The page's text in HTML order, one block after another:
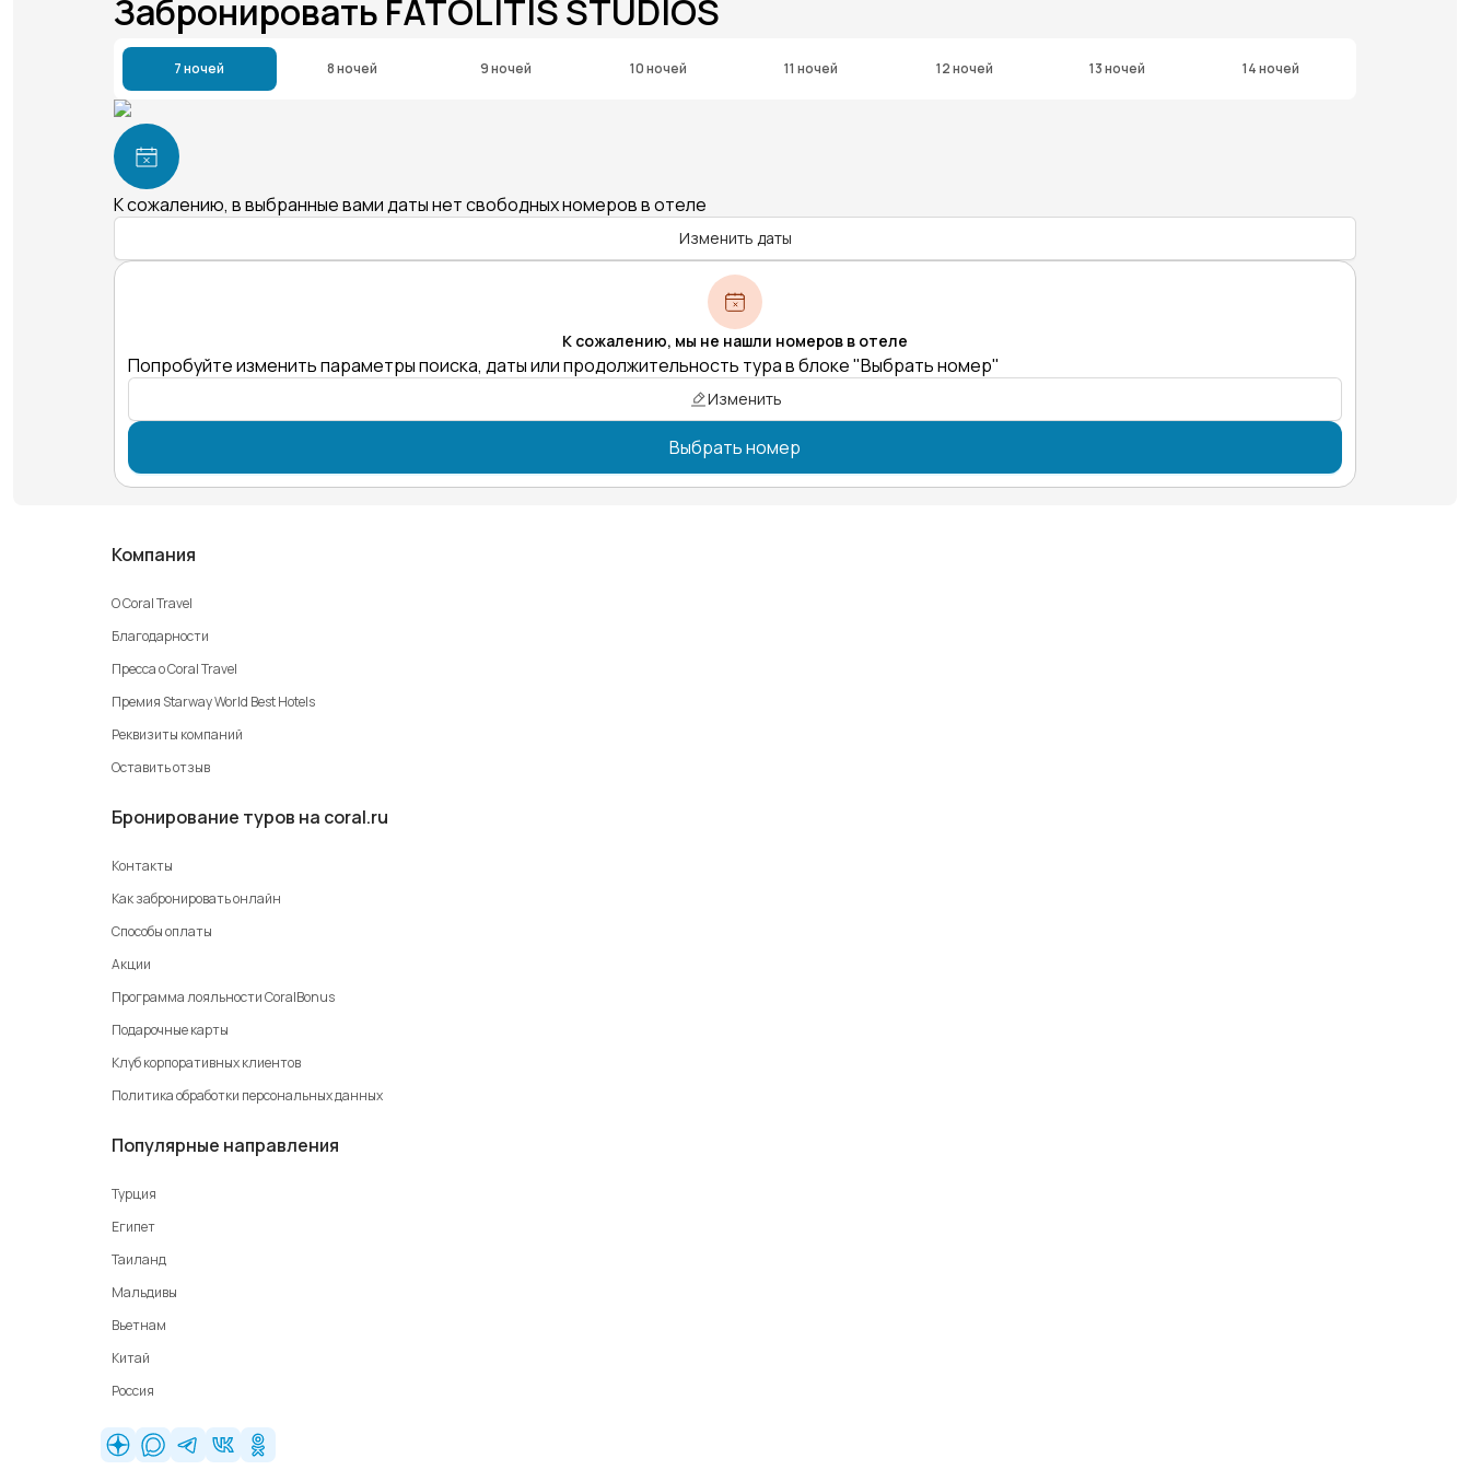
Забронировать FATOLITIS STUDIOS
7 ночей 8 ночей 9 ночей 10 ночей 11 ночей 12 ночей 13 ночей 14 ночей
К сожалению, в выбранные вами даты нет свободных номеров в отеле
Изменить даты
К сожалению, мы не нашли номеров в отеле
Попробуйте изменить параметры поиска, даты или продолжительность тура в блоке "Выбрать номер"
Изменить
Выбрать номер
Компания
О Coral Travel
Благодарности
Пресса о Coral Travel
Премия Starway World Best Hotels
Реквизиты компаний
Оставить отзыв
Бронирование туров на coral.ru
Контакты
Как забронировать онлайн
Способы оплаты
Акции
Программа лояльности CoralBonus
Подарочные карты
Клуб корпоративных клиентов
Политика обработки персональных данных
Популярные направления
Турция
Египет
Таиланд
Мальдивы
Вьетнам
Китай
Россия